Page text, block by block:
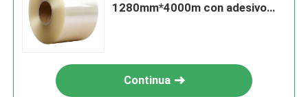
1280mm*4000m con adesivo
Continua